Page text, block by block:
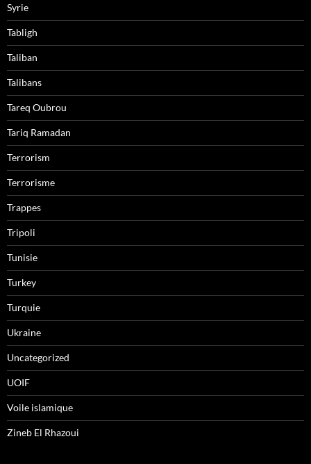
Syrie
Tabligh
Taliban
Talibans
Tareq Oubrou
Tariq Ramadan
Terrorism
Terrorisme
Trappes
Tripoli
Tunisie
Turkey
Turquie
Ukraine
Uncategorized
UOIF
Voile islamique
Zineb El Rhazoui